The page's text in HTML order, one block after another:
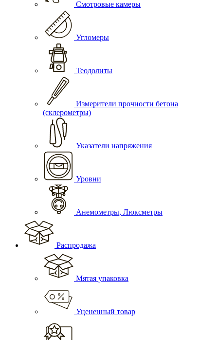
Смотровые камеры
Угломеры
Теодолиты
Измерители прочности бетона
(склерометры)
Указатели напряжения
Уровни
Анемометры, Люксметры
Распродажа
Мятая упаковка
Уцененный товар